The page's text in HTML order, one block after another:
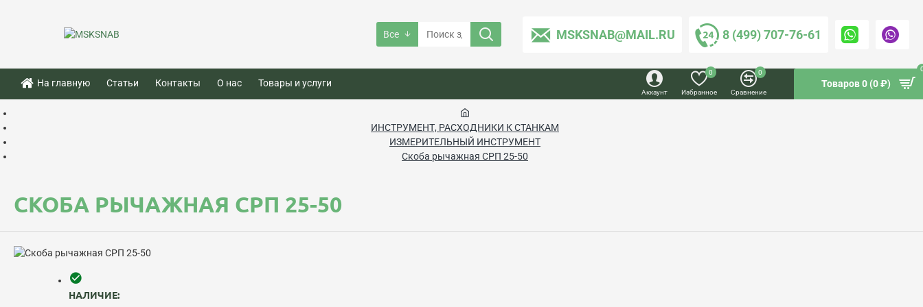
Все MSKSNAB@MAIL.RU 8 (499) 707-76-61
На главную Статьи Контакты О нас Товары и услуги
Аккаунт Избранное
0
Сравнение
0
Товаров 0 (0 ₽)
ИНСТРУМЕНТ, РАСХОДНИКИ К СТАНКАМ
ИЗМЕРИТЕЛЬНЫЙ ИНСТРУМЕНТ
Скоба рычажная СРП 25-50
СКОБА РЫЧАЖНАЯ СРП 25-50
НАЛИЧИЕ: